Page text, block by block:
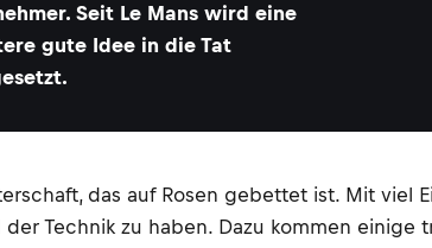
Seit Le Mans wird eine
gute Idee in die Tat
das auf Rosen gebettet ist. Mit
Technik zu haben. Dazu kommen